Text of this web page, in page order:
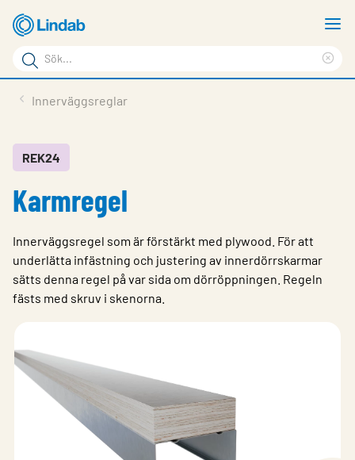
Hoppa
till
huvudinnehållet
Sökord
Sök
på
Service & Support
Hållbarhet
Kontakt
Innerväggsreglar
REK24
Karmregel
Innerväggsregel som är förstärkt med plywood. För att
underlätta infästning och justering av innerdörrskarmar
sätts denna regel på var sida om dörröppningen. Regeln
fästs med skruv i skenorna.